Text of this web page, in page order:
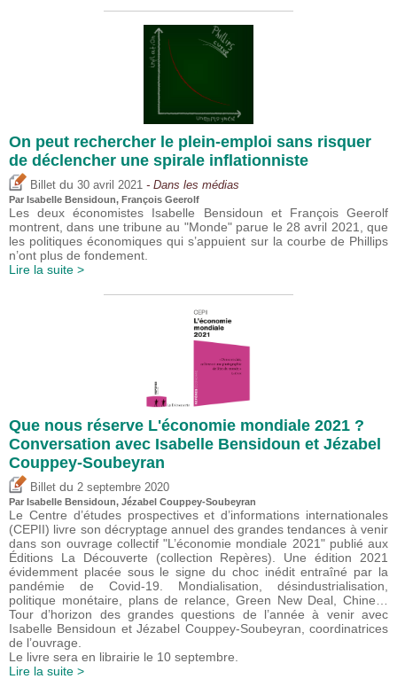
On peut rechercher le plein-emploi sans risquer
de déclencher une spirale inflationniste
Billet du 30 avril 2021 - Dans les médias
Par Isabelle Bensidoun, François Geerolf
Les deux économistes Isabelle Bensidoun et François Geerolf
montrent, dans une tribune au "Monde" parue le 28 avril 2021, que
les politiques économiques qui s’appuient sur la courbe de Phillips
n’ont plus de fondement.
Lire la suite >
Que nous réserve L'économie mondiale 2021 ?
Conversation avec Isabelle Bensidoun et Jézabel
Couppey-Soubeyran
Billet du 2 septembre 2020
Par Isabelle Bensidoun, Jézabel Couppey-Soubeyran
Le Centre d’études prospectives et d’informations internationales
(CEPII) livre son décryptage annuel des grandes tendances à venir
dans son ouvrage collectif "L’économie mondiale 2021" publié aux
Éditions La Découverte (collection Repères). Une édition 2021
évidemment placée sous le signe du choc inédit entraîné par la
pandémie de Covid-19. Mondialisation, désindustrialisation,
politique monétaire, plans de relance, Green New Deal, Chine…
Tour d’horizon des grandes questions de l’année à venir avec
Isabelle Bensidoun et Jézabel Couppey-Soubeyran, coordinatrices
de l’ouvrage.
Le livre sera en librairie le 10 septembre.
Lire la suite >